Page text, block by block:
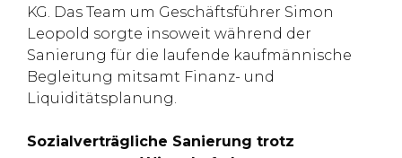
KG. Das Team um Geschäftsführer Simon
Leopold sorgte insoweit während der
Sanierung für die laufende kaufmännische
Begleitung mitsamt Finanz- und
Liquiditätsplanung.
Sozialverträgliche Sanierung trotz